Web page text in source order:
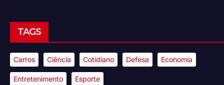
TAGS
Carros Ciência Cotidiano Defesa Economia
Entretenimento Esporte